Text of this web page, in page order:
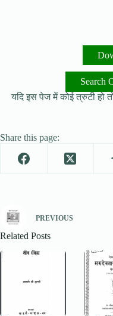
Search
यदि इस पेज में कोई त्रुटी हो
Share this page:
PREVIOUS
Related Posts